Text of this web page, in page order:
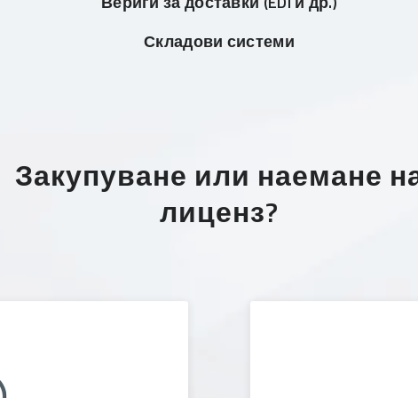
Складови системи
Закупуване или наемане
лиценз?